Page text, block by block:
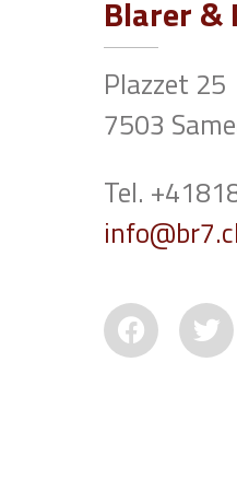
Blarer &
Plazzet 25
7503
Tel.